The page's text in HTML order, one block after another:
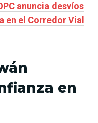
anuncia desvíos
en el Corredor Vial
en